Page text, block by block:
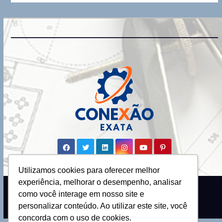
Utilizamos cookies para oferecer melhor
experiência, melhorar o desempenho, analisar
como você interage em nosso site e
personalizar conteúdo. Ao utilizar este site, você
concorda com o uso de cookies.
Proudly powered by WordPress|
Theme: Newsup by
Themeansar